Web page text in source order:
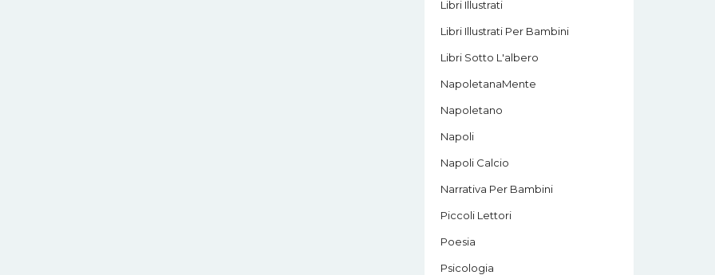
Libri Illustrati
Libri Illustrati Per Bambini
Libri Sotto L'albero
NapoletanaMente
Napoletano
Napoli
Napoli Calcio
Narrativa Per Bambini
Piccoli Lettori
Poesia
Psicologia